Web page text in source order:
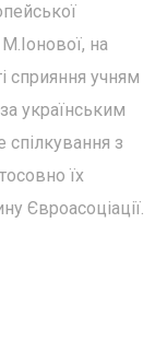
на
сприяння учням
українським
спілкування з
їх
Євроасоціації.